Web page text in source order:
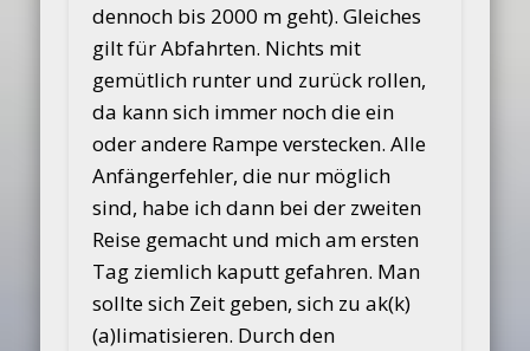
dennoch bis 2000 m geht). Gleiches
gilt für Abfahrten. Nichts mit
gemütlich runter und zurück rollen,
da kann sich immer noch die ein
oder andere Rampe verstecken. Alle
Anfängerfehler, die nur möglich
sind, habe ich dann bei der zweiten
Reise gemacht und mich am ersten
Tag ziemlich kaputt gefahren. Man
sollte sich Zeit geben, sich zu ak(k)
(a)limatisieren. Durch den